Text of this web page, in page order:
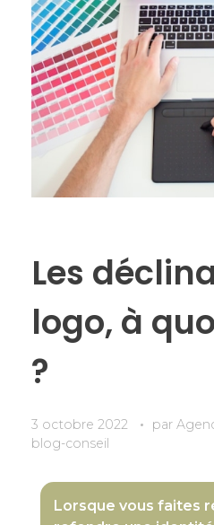
Les
logo, à
?
3 octobre 2022 par
blog-conseil
Lorsque vous faites